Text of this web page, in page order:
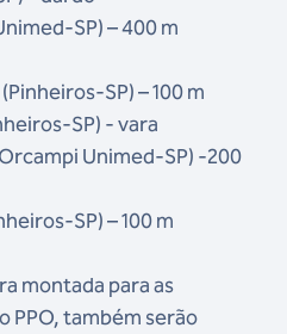
SP) – 400 m
SP) – 100 m
SP) - vara
Unimed-SP) -200
SP) – 100 m
montada para as
PPO, também serão